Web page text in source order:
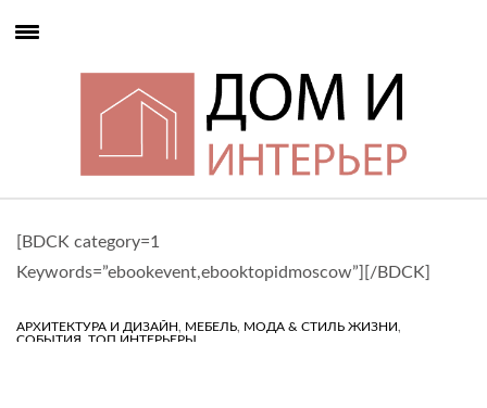
[BDCK category=1
Keywords=”ebookevent,ebooktopidmoscow”][/BDCK]
АРХИТЕКТУРА И ДИЗАЙН, МЕБЕЛЬ, МОДА & СТИЛЬ ЖИЗНИ,
СОБЫТИЯ ТОП ИНТЕРЬЕРЫ